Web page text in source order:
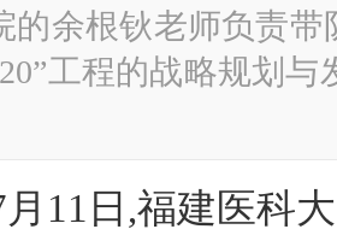
的余根钬老师负责
工程的战略规划
月11日,福建医科